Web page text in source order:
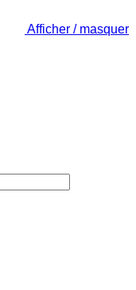
Afficher / masquer